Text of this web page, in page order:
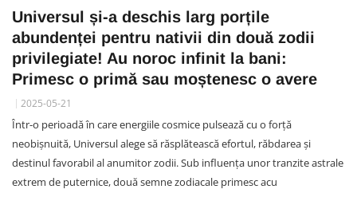
Universul și-a deschis larg porțile
abundenței pentru nativii din două zodii
privilegiate! Au noroc infinit la bani:
Primesc o primă sau moștenesc o avere
2025-05-21
Într-o perioadă în care energiile cosmice pulsează cu o forță
neobișnuită, Universul alege să răsplătească efortul, răbdarea și
destinul favorabil al anumitor zodii. Sub influența unor tranzite astrale
extrem de puternice, două semne zodiacale primesc acu